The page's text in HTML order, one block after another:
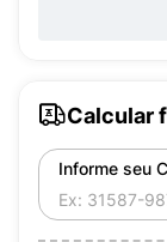
Calcular
Informe seu